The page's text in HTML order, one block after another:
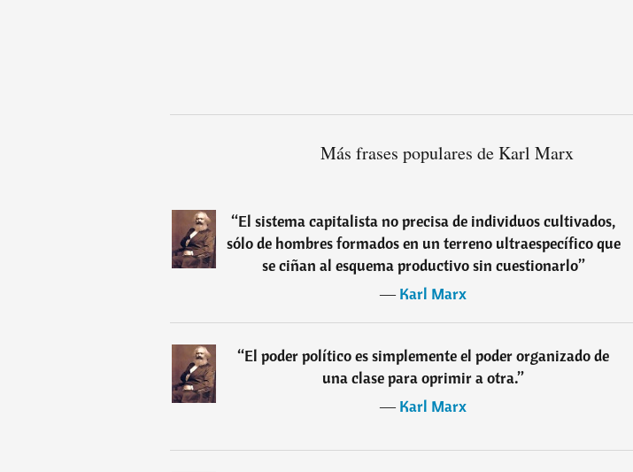
Más frases populares de Karl Marx
“El sistema capitalista no precisa de individuos cultivados,
sólo de hombres formados en un terreno ultraespecífico que
se ciñan al esquema productivo sin cuestionarlo”
―Karl Marx
“El poder político es simplemente el poder organizado de
una clase para oprimir a otra.”
―Karl Marx